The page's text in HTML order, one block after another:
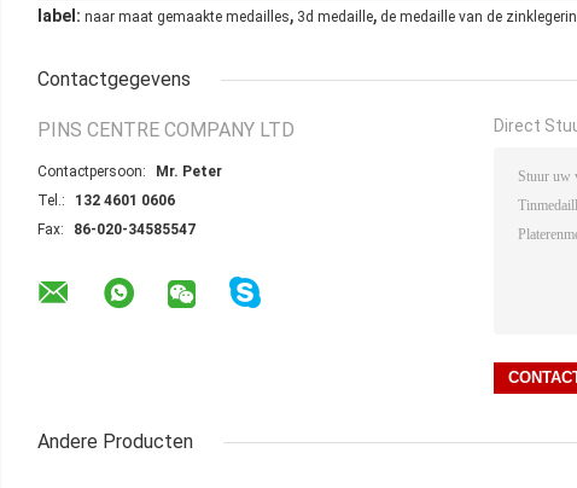
label: naar maat gemaakte medailles, 3d medaille, de medaille van de
Contactgegevens
PINS CENTRE COMPANY LTD
Contactpersoon:
Mr. Peter
Tel.:
132 4601 0606
Fax:
86-020-34585547
Direct
Andere Producten